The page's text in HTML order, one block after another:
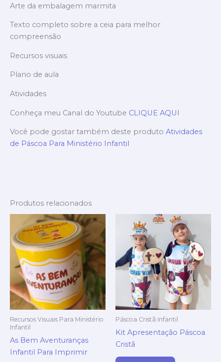
Arte da embalagem marmita
Texto completo sobre a ceia para melhor
compreensão
Recursos visuais
Plano de aula
Atividades
Conheça meu Canal do Youtube CLIQUE AQUI
Você pode gostar também deste produto Atividades
de Páscoa Para Ministério Infantil
Produtos relacionados
Recursos Visuais Para Ministério
Infantil
As Bem Aventuranças
Infantil Para Imprimir
Páscoa Cristã Infantil
Kit Apresentação Páscoa
Cristã